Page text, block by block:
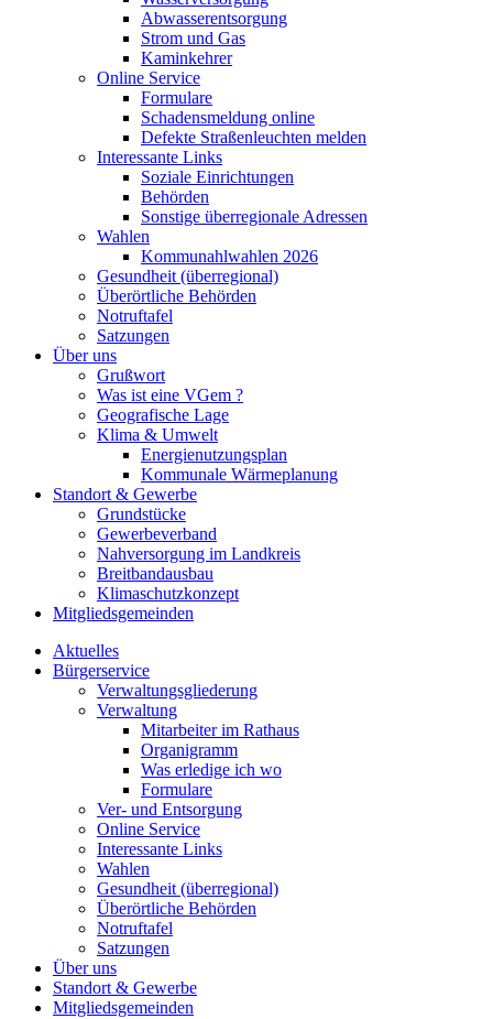
Abwasserentsorgung
Strom und Gas
Kaminkehrer
Online Service
Formulare
Schadensmeldung online
Defekte Straßenleuchten melden
Interessante Links
Soziale Einrichtungen
Behörden
Sonstige überregionale Adressen
Wahlen
Kommunahlwahlen 2026
Gesundheit (überregional)
Überörtliche Behörden
Notruftafel
Satzungen
Über uns
Grußwort
Was ist eine VGem ?
Geografische Lage
Klima & Umwelt
Energienutzungsplan
Kommunale Wärmeplanung
Standort & Gewerbe
Grundstücke
Gewerbeverband
Nahversorgung im Landkreis
Breitbandausbau
Klimaschutzkonzept
Mitgliedsgemeinden
Aktuelles
Bürgerservice
Verwaltungsgliederung
Verwaltung
Mitarbeiter im Rathaus
Organigramm
Was erledige ich wo
Formulare
Ver- und Entsorgung
Online Service
Interessante Links
Wahlen
Gesundheit (überregional)
Überörtliche Behörden
Notruftafel
Satzungen
Über uns
Standort & Gewerbe
Mitgliedsgemeinden